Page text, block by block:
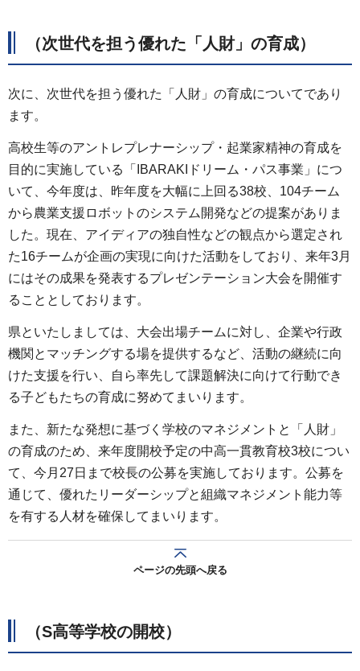
（次世代を担う優れた「人財」の育成）
次に、次世代を担う優れた「人財」の育成についてであり
ます。
高校生等のアントレプレナーシップ・起業家精神の育成を
目的に実施している「IBARAKIドリーム・パス事業」につ
いて、今年度は、昨年度を大幅に上回る38校、104チーム
から農業支援ロボットのシステム開発などの提案がありま
した。現在、アイディアの独自性などの観点から選定され
た16チームが企画の実現に向けた活動をしており、来年3月
にはその成果を発表するプレゼンテーション大会を開催す
ることとしております。
県といたしましては、大会出場チームに対し、企業や行政
機関とマッチングする場を提供するなど、活動の継続に向
けた支援を行い、自ら率先して課題解決に向けて行動でき
る子どもたちの育成に努めてまいります。
また、新たな発想に基づく学校のマネジメントと「人財」
の育成のため、来年度開校予定の中高一貫教育校3校につい
て、今月27日まで校長の公募を実施しております。公募を
通じて、優れたリーダーシップと組織マネジメント能力等
を有する人材を確保してまいります。
ページの先頭へ戻る
（S高等学校の開校）